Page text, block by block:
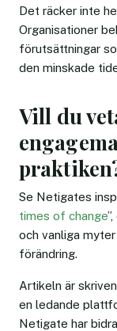
Det räcker inte
Organisationer
förutsättningar
den minskade
Vill du
Se Netigates
times of change
och vanliga
förändring.
Artikeln är
en ledande
Netigate har